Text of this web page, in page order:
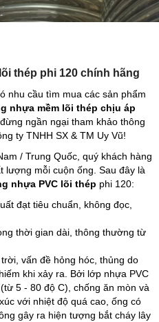
thép phi 120 chính hãng
nhu cầu tìm mua các sản phẩm
nhựa mềm lõi thép chịu áp
ngần ngại tham khảo thông
ty TNHH SX & TM Uy Vũ!
/ Trung Quốc, quý khách hàng
lượng mỗi cuộn ống. Sau đây là
nhựa PVC lõi thép phi 120:
đạt tiêu chuẩn, không đọc,
thời gian dài, thông thường từ
vấn đề hỏng hóc, thủng do
khi xảy ra. Bởi lớp nhựa PVC
5 - 80 độ C), chống ăn mòn và
với nhiệt độ quá cao, ống có
gây ra hiện tượng bắt cháy lây